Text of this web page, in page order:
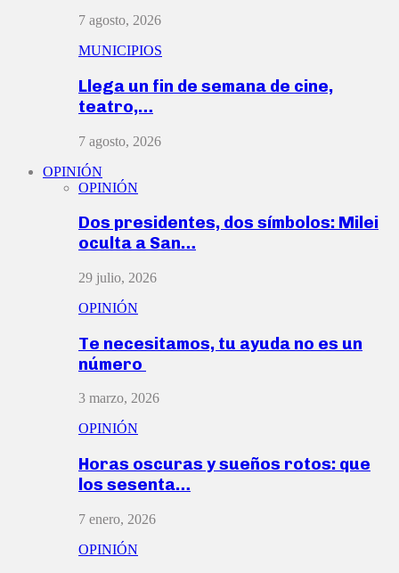
7 agosto, 2026
MUNICIPIOS
Llega un fin de semana de cine,
teatro,…
7 agosto, 2026
OPINIÓN
OPINIÓN
Dos presidentes, dos símbolos: Milei
oculta a San…
29 julio, 2026
OPINIÓN
Te necesitamos, tu ayuda no es un
número
3 marzo, 2026
OPINIÓN
Horas oscuras y sueños rotos: que
los sesenta…
7 enero, 2026
OPINIÓN